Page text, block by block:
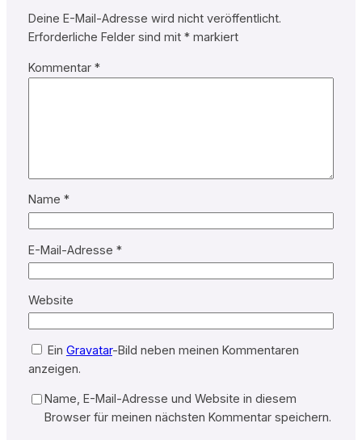
Deine E-Mail-Adresse wird nicht veröffentlicht.
Erforderliche Felder sind mit *markiert
Kommentar *
Name *
E-Mail-Adresse *
Website
Ein Gravatar-Bild neben meinen Kommentaren
anzeigen.
Name, E-Mail-Adresse und Website in diesem
Browser für meinen nächsten Kommentar speichern.